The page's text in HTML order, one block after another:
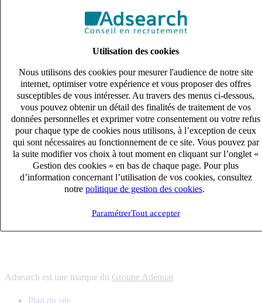
Utilisation des cookies
Nous utilisons des cookies pour mesurer l'audience de notre site
internet, optimiser votre expérience et vous proposer des offres
susceptibles de vous intéresser. Au travers des menus ci-dessous,
vous pouvez obtenir un détail des finalités de traitement de vos
données personnelles et exprimer votre consentement ou votre refus
pour chaque type de cookies nous utilisons, à l’exception de ceux
qui sont nécessaires au fonctionnement de ce site. Vous pouvez par
la suite modifier vos choix à tout moment en cliquant sur l’onglet «
Gestion des cookies » en bas de chaque page. Pour plus
d’information concernant l’utilisation de vos cookies, consultez
notre politique de gestion des cookies
ParamétrerTout accepter
s'adapter à vos besoin en recrutement
10 univers
connaître votre secteur et ses enjeux
12 bureaux en France
proximité avec nos clients et nos talents
6 solutions
s'adapter à vos besoin en recrutement
10 univers
connaître votre secteur et ses enjeux
proximité avec nos clients et nos talents
Adsearch est une marque du Groupe Adéquat
Plan du site